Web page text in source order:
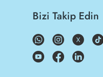
Bizi Takip Edin